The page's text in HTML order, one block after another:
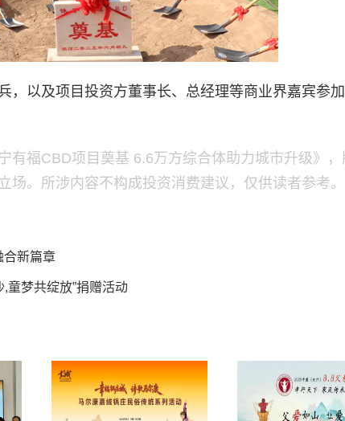
，以及项目投资方董事长、总经理等商业界嘉宾参
有福CBD项目奠基 6.6万方综合体助力城市升级》，
。所涉内容不构成投资消费建议，仅供读者参考。
合新篇章
童梦共绽放”捐赠活动